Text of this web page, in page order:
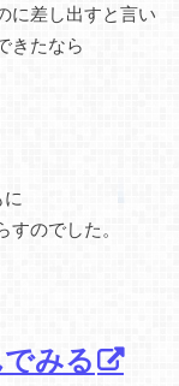
に差し出すと言い
きたなら
のでした。
みる